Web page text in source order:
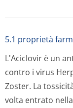
5.1 proprietà
L'Aciclovir è un
contro i virus
Zoster. La
volta entrato